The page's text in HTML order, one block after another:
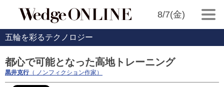
8/7(金)
五輪を彩るテクノロジー
都心で可能となった高地トレーニング
黒井克行（ ノンフィクション作家）